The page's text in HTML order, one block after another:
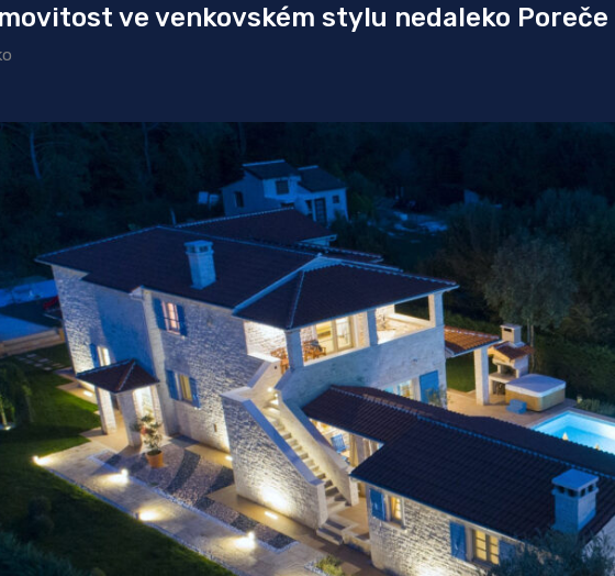
ve venkovském stylu nedaleko Poreče